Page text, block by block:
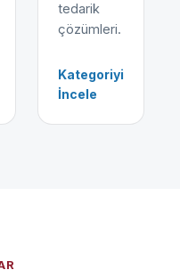
tedarik
çözümleri.
Kategoriyi
İncele